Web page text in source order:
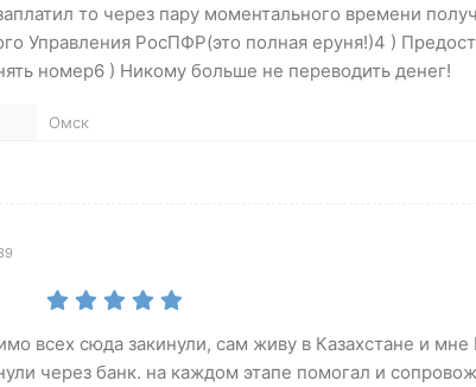
то через пару моментального времени
Управления РосПФР(это полная еруня!)4 )
номер6 ) Никому больше не переводить денег!
Омск
всех сюда закинули, сам живу в Казахстане и
через банк. на каждом этапе помогал и